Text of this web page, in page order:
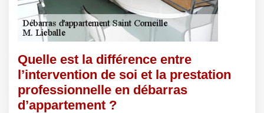
Quelle est la différence entre
l’intervention de soi et la prestation
professionnelle en débarras
d’appartement ?